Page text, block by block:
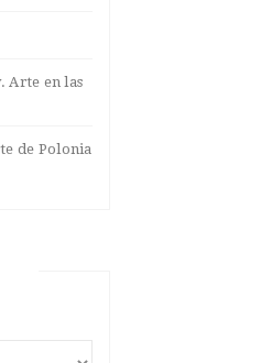
Arte en las
de Polonia